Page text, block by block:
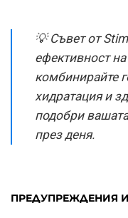
💡 Съвет от
ефективност
комбинирайте
хидратация и
подобри
през деня.
ПРЕДУПРЕЖДЕНИЯ